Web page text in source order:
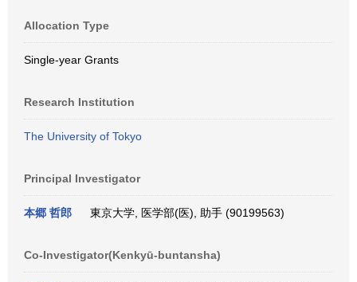
Allocation Type
Single-year Grants
Research Institution
The University of Tokyo
Principal Investigator
本郷 哲郎 東京大学, 医学部(医), 助手 (90199563)
Co-Investigator(Kenkyū-buntansha)